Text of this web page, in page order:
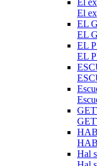
El
El
EL
EL
EL
EL
Hal